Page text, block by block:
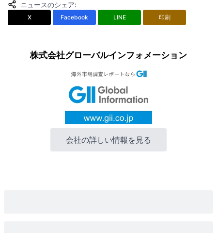
ニュースのシェア:
X Facebook LINE 印刷
株式会社グローバルインフォメーション
会社の詳しい情報を見る